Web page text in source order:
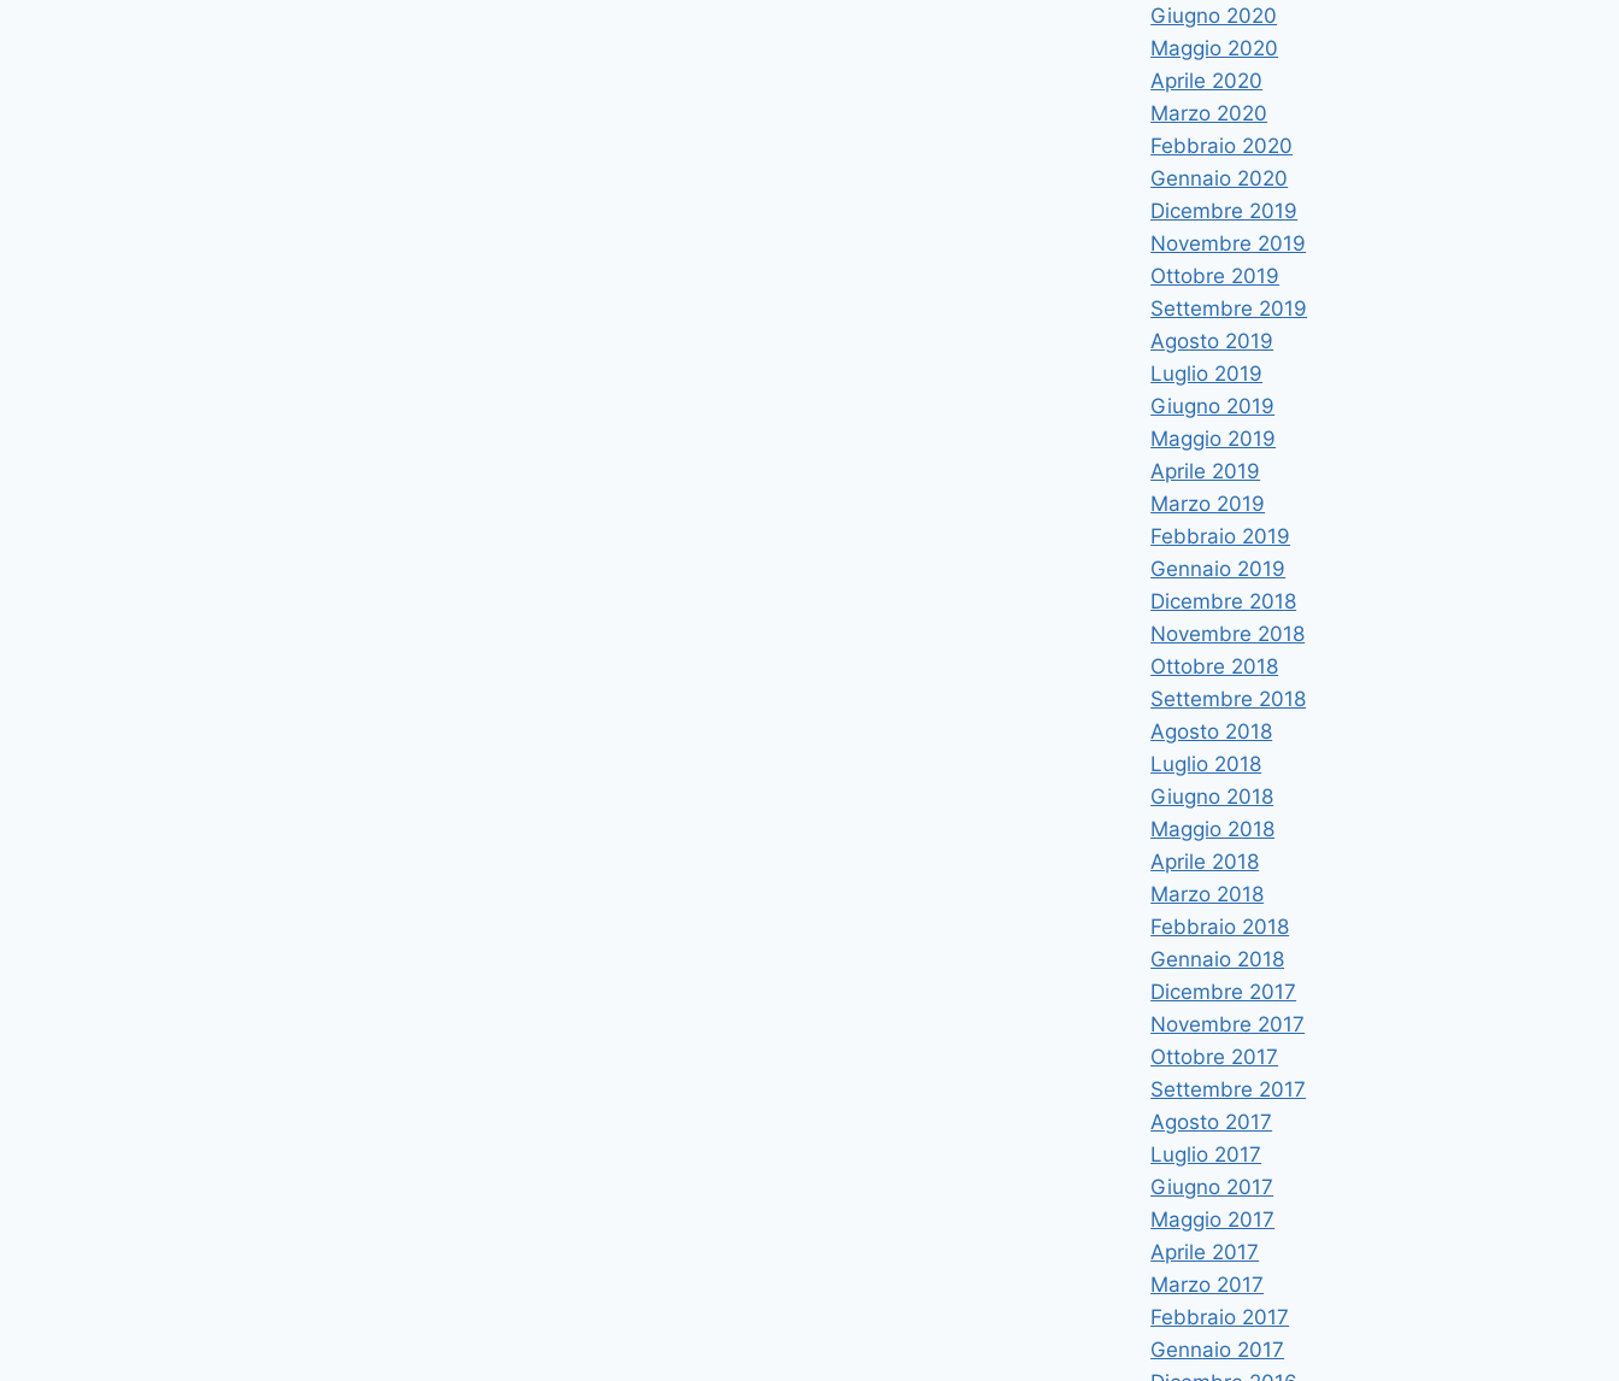
Giugno 2020
Maggio 2020
Aprile 2020
Marzo 2020
Febbraio 2020
Gennaio 2020
Dicembre 2019
Novembre 2019
Ottobre 2019
Settembre 2019
Agosto 2019
Luglio 2019
Giugno 2019
Maggio 2019
Aprile 2019
Marzo 2019
Febbraio 2019
Gennaio 2019
Dicembre 2018
Novembre 2018
Ottobre 2018
Settembre 2018
Agosto 2018
Luglio 2018
Giugno 2018
Maggio 2018
Aprile 2018
Marzo 2018
Febbraio 2018
Gennaio 2018
Dicembre 2017
Novembre 2017
Ottobre 2017
Settembre 2017
Agosto 2017
Luglio 2017
Giugno 2017
Maggio 2017
Aprile 2017
Marzo 2017
Febbraio 2017
Gennaio 2017